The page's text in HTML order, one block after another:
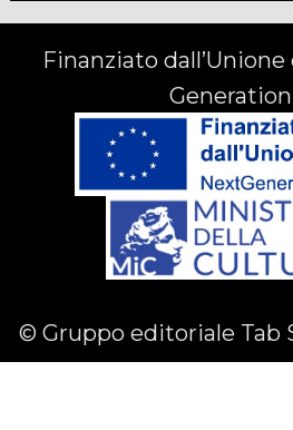
Finanziato
© Gruppo editoriale